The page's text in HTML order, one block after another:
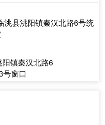
洮县洮阳镇秦汉北路6号统
镇秦汉北路6
号窗口